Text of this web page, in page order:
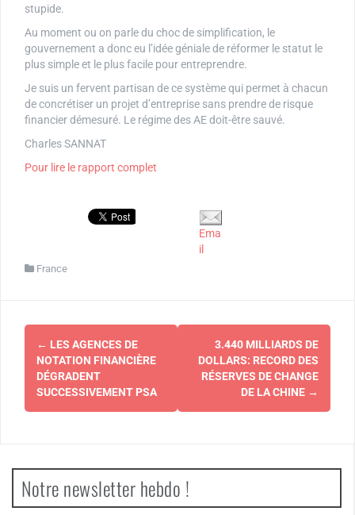
stupide.
Au moment ou on parle du choc de simplification, le
gouvernement a donc eu l’idée géniale de réformer le statut le
plus simple et le plus facile pour entreprendre.
Je suis un fervent partisan de ce système qui permet à chacun
de concrétiser un projet d’entreprise sans prendre de risque
financier démesuré. Le régime des AE doit-être sauvé.
Charles SANNAT
Pour lire le rapport complet
Ema
il
France
Navigation
d'article
← LES AGENCES DE
NOTATION FINANCIÈRE
DÉGRADENT
SUCCESSIVEMENT PSA
3.440 MILLIARDS DE
DOLLARS: RECORD DES
RÉSERVES DE CHANGE
DE LA CHINE →
Notre newsletter hebdo !